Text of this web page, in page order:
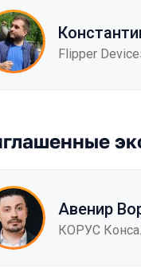
Flipper
Авенир
КОРУС